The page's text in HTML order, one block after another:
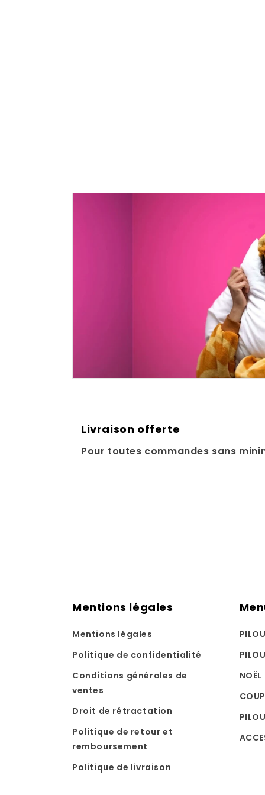
Livraison offerte
Pour toutes commandes sans
Mentions légales
Mentions légales
Politique de confidentialité
Conditions générales de
ventes
Droit de rétractation
Politique de retour et
remboursement
Politique de livraison
NOËL